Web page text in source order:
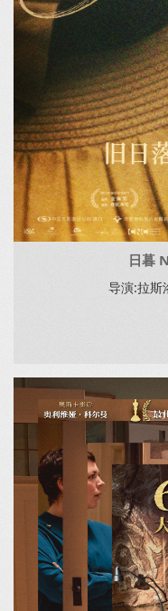
日暮
导演:拉斯